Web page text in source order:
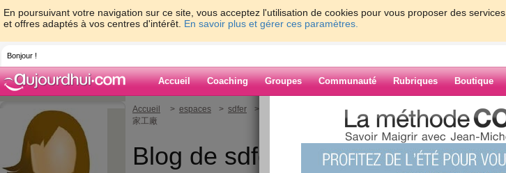
En poursuivant votre navigation sur ce site, vous acceptez l'utilisation de cookies pour vous proposer des services
et offres adaptés à vos centres d'intérêt. En savoir plus et gérer ces paramètres.
Bonjour !
Accueil Coaching Groupes Communauté Rubriques Boutique
Accueil > espaces > sdfer
> 變異新冠病毒引連鎖反應豐田、本田暫關歐洲多
家工廠
Blog de sdfer